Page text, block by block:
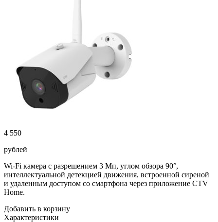
4 550
рублей
Wi-Fi камера с разрешением 3 Мп, углом обзора 90°,
интеллектуальной детекцией движения, встроенной сиреной
и удаленным доступом со смартфона через приложение CTV
Home.
Добавить в корзину
Характеристики